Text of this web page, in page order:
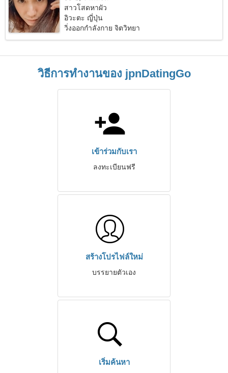
สาวโสดหาผัว
อิวะตะ ญี่ปุ่น
วิ่งออกกำลังกาย จิตวิทยา
วิธีการทำงานของ jpnDatingGo
เข้าร่วมกับเรา
ลงทะเบียนฟรี
สร้างโปรไฟล์ใหม่
บรรยายตัวเอง
เริ่มค้นหา